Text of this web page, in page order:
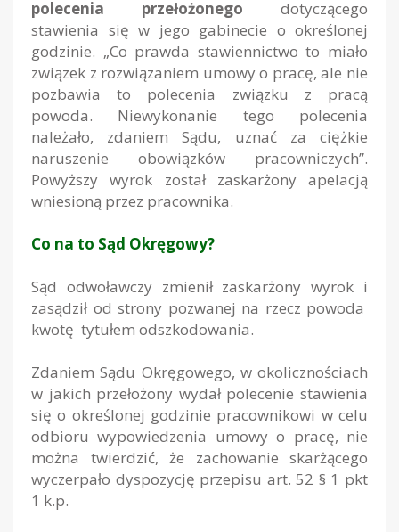
polecenia przełożonego dotyczącego
stawienia się w jego gabinecie o określonej
godzinie. „Co prawda stawiennictwo to miało
związek z rozwiązaniem umowy o pracę, ale nie
pozbawia to polecenia związku z pracą
powoda. Niewykonanie tego polecenia
należało, zdaniem Sądu, uznać za ciężkie
naruszenie obowiązków pracowniczych”.
Powyższy wyrok został zaskarżony apelacją
wniesioną przez pracownika.
Co na to Sąd Okręgowy?
Sąd odwoławczy zmienił zaskarżony wyrok i
zasądził od strony pozwanej na rzecz powoda
kwotę tytułem odszkodowania.
Zdaniem Sądu Okręgowego, w okolicznościach
w jakich przełożony wydał polecenie stawienia
się o określonej godzinie pracownikowi w celu
odbioru wypowiedzenia umowy o pracę, nie
można twierdzić, że zachowanie skarżącego
wyczerpało dyspozycję przepisu art. 52 § 1 pkt
1 k.p.